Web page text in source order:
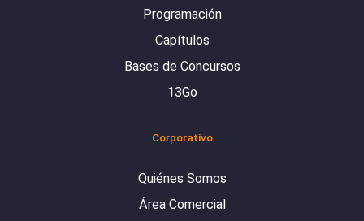
Programación
Capítulos
Bases de Concursos
13Go
Corporativo
Quiénes Somos
Área Comercial